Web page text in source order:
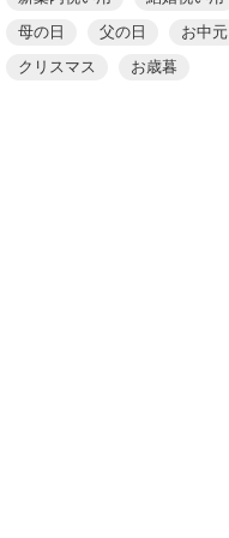
母の日
父の日 お中元
クリスマス
お歳暮